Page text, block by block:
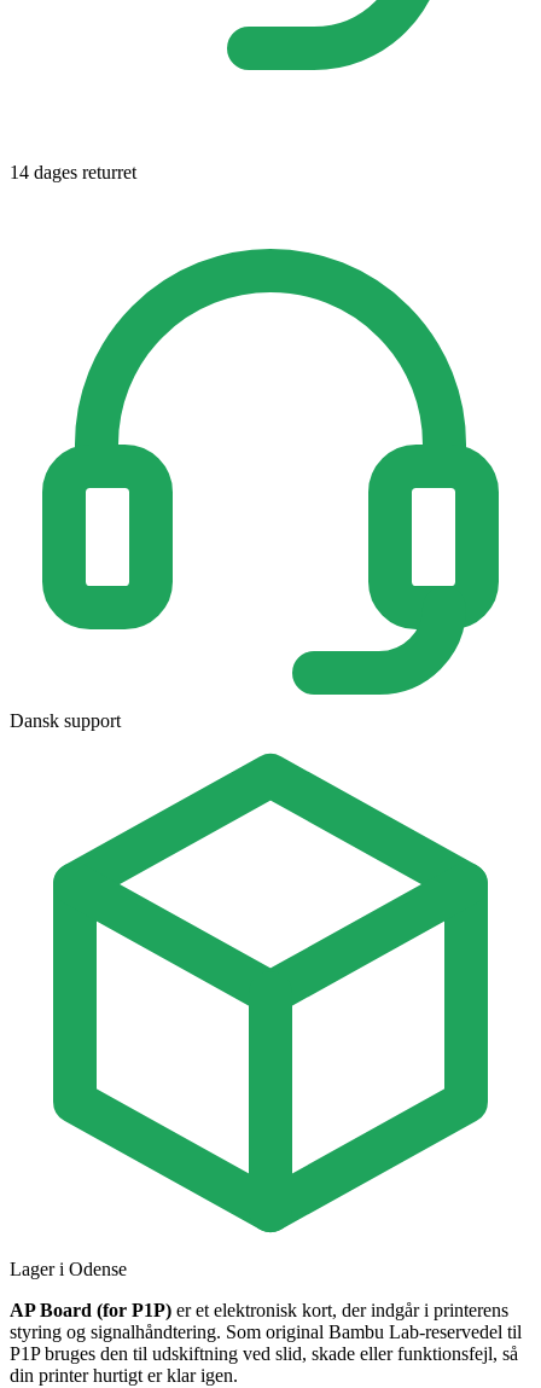
14 dages returret
Dansk support
Lager i Odense
AP Board (for P1P) er et elektronisk kort, der indgår i printerens
styring og signalhåndtering. Som original Bambu Lab-reservedel til
P1P bruges den til udskiftning ved slid, skade eller funktionsfejl, så
din printer hurtigt er klar igen.